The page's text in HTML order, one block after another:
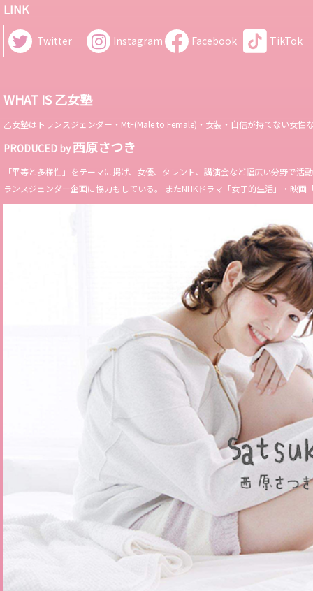
LINK
Twitter Instagram Facebook TikTok
WHAT IS 乙女塾
乙女塾はトランスジェンダー・MtF(Male to Female)・女装・自信が持てない女
PRODUCED by西原さつき
「平等と多様性」をテーマに掲げ、女優、タレント、講演会など幅広い分野で
ランスジェンダー企画に協力もしている。 またNHKドラマ「女子的生活」・映